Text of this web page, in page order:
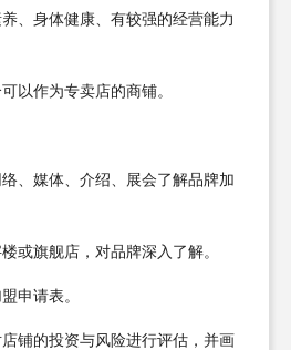
、身体健康、有较强的经营能力
以作为专卖店的商铺。
、媒体、介绍、展会了解品牌加
或旗舰店，对品牌深入了解。
申请表。
铺的投资与风险进行评估，并画